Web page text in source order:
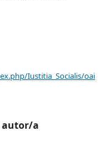
Iustitia_Socialis/oai
autor/a